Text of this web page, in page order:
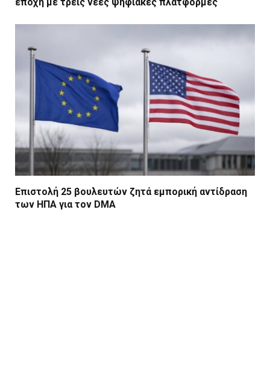
Επιστολή 25 βουλευτών ζητά εμπορική αντίδραση
των ΗΠΑ για τον DMA